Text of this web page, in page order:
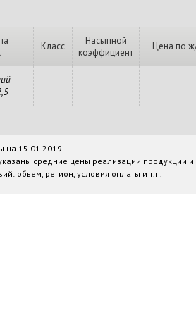
Класс
Насыпной
коэффициент
Цена по
на 15.01.2019
средние цены реализации продукции и
объем, регион, условия оплаты и т.п.